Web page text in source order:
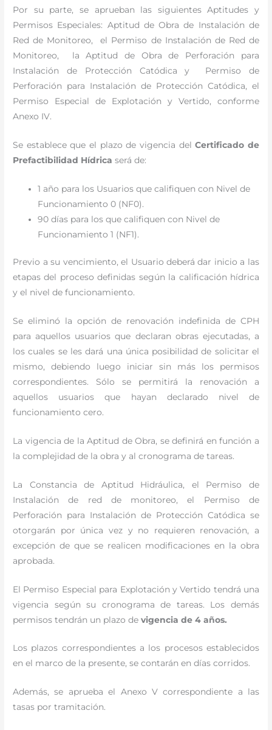
Por su parte, se aprueban las siguientes Aptitudes y
Permisos Especiales: Aptitud de Obra de Instalación de
Red de Monitoreo, el Permiso de Instalación de Red de
Monitoreo, la Aptitud de Obra de Perforación para
Instalación de Protección Catódica y Permiso de
Perforación para Instalación de Protección Catódica, el
Permiso Especial de Explotación y Vertido, conforme
Anexo IV.
Se establece que el plazo de vigencia delCertificado de
Prefactibilidad Hídrica será de:
1 año para los Usuarios que califiquen con Nivel de
Funcionamiento 0 (NF0).
90 días para los que califiquen con Nivel de
Funcionamiento 1 (NF1).
Previo a su vencimiento, el Usuario deberá dar inicio a las
etapas del proceso definidas según la calificación hídrica
y el nivel de funcionamiento.
Se eliminó la opción de renovación indefinida de CPH
para aquellos usuarios que declaran obras ejecutadas, a
los cuales se les dará una única posibilidad de solicitar el
mismo, debiendo luego iniciar sin más los permisos
correspondientes. Sólo se permitirá la renovación a
aquellos usuarios que hayan declarado nivel de
funcionamiento cero.
La vigencia de la Aptitud de Obra, se definirá en función a
la complejidad de la obra y al cronograma de tareas.
La Constancia de Aptitud Hidráulica, el Permiso de
Instalación de red de monitoreo, el Permiso de
Perforación para Instalación de Protección Catódica se
otorgarán por única vez y no requieren renovación, a
excepción de que se realicen modificaciones en la obra
aprobada.
El Permiso Especial para Explotación y Vertido tendrá una
vigencia según su cronograma de tareas. Los demás
permisos tendrán un plazo devigencia de 4 años.
Los plazos correspondientes a los procesos establecidos
en el marco de la presente, se contarán en días corridos.
Además, se aprueba el Anexo V correspondiente a las
tasas por tramitación.